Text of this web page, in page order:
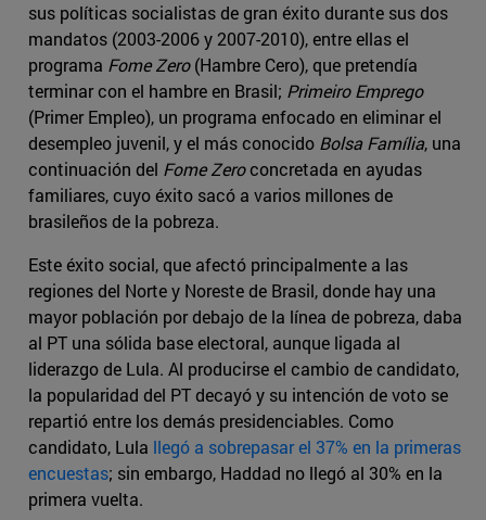
sus políticas socialistas de gran éxito durante sus dos
mandatos (2003-2006 y 2007-2010), entre ellas el
programa Fome Zero(Hambre Cero), que pretendía
terminar con el hambre en Brasil; Primeiro Emprego
(Primer Empleo), un programa enfocado en eliminar el
desempleo juvenil, y el más conocido Bolsa Família, una
continuación del Fome Zeroconcretada en ayudas
familiares, cuyo éxito sacó a varios millones de
brasileños de la pobreza.
Este éxito social, que afectó principalmente a las
regiones del Norte y Noreste de Brasil, donde hay una
mayor población por debajo de la línea de pobreza, daba
al PT una sólida base electoral, aunque ligada al
liderazgo de Lula. Al producirse el cambio de candidato,
la popularidad del PT decayó y su intención de voto se
repartió entre los demás presidenciables. Como
candidato, Lula llegó a sobrepasar el 37% en la primeras
encuestas; sin embargo, Haddad no llegó al 30% en la
primera vuelta.